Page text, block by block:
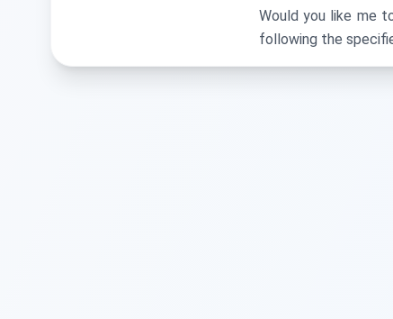
Would you like me
following the